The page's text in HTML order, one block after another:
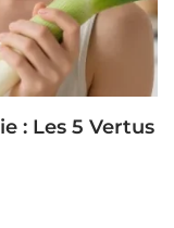
: Les 5 Vertus